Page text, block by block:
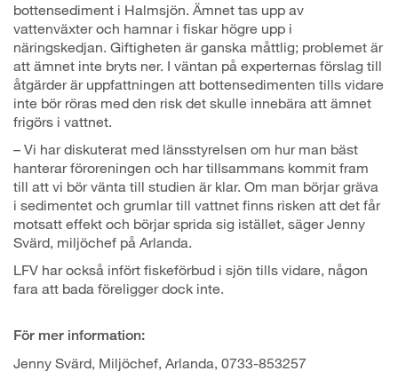
bottensediment i Halmsjön. Ämnet tas upp av
vattenväxter och hamnar i fiskar högre upp i
näringskedjan. Giftigheten är ganska måttlig; problemet är
att ämnet inte bryts ner. I väntan på experternas förslag till
åtgärder är uppfattningen att bottensedimenten tills vidare
inte bör röras med den risk det skulle innebära att ämnet
frigörs i vattnet.
– Vi har diskuterat med länsstyrelsen om hur man bäst
hanterar föroreningen och har tillsammans kommit fram
till att vi bör vänta till studien är klar. Om man börjar gräva
i sedimentet och grumlar till vattnet finns risken att det får
motsatt effekt och börjar sprida sig istället, säger Jenny
Svärd, miljöchef på Arlanda.
LFV har också infört fiskeförbud i sjön tills vidare, någon
fara att bada föreligger dock inte.
För mer information:
Jenny Svärd, Miljöchef, Arlanda, 0733-853257